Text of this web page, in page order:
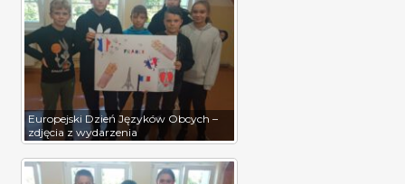
Europejski Dzień Języków Obcych –
zdjęcia z wydarzenia